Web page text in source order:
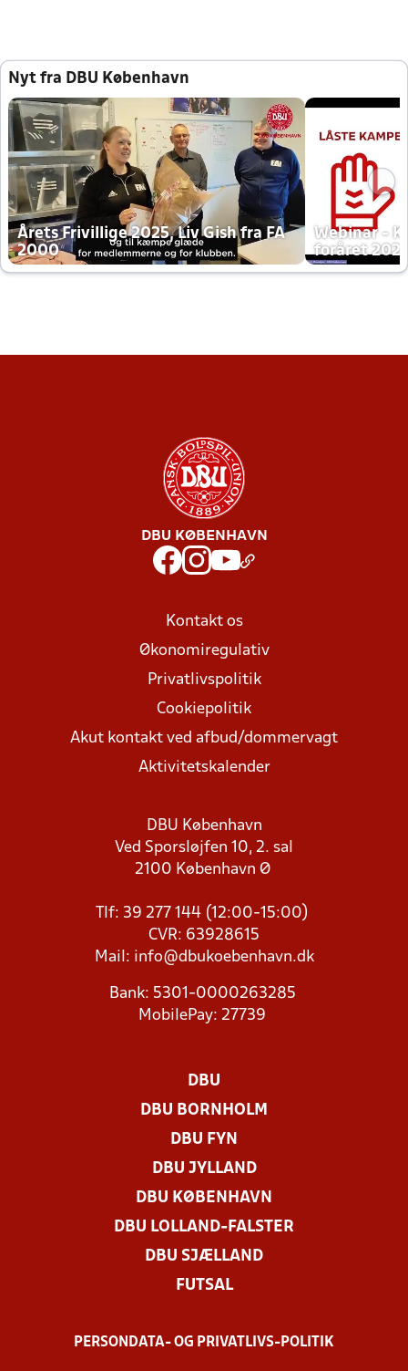
Nyt fra DBU København
Årets Frivillige 2025, Liv Gish fra FA
2000
Webinar -
foråret
DBU KØBENHAVN
Kontakt os
Økonomiregulativ
Privatlivspolitik
Cookiepolitik
Akut kontakt ved afbud/dommervagt
Aktivitetskalender
DBU København
Ved Sporsløjfen 10, 2. sal
2100 København Ø
Tlf: 39 277 144 (12:00-15:00)
CVR: 63928615
Mail: info@dbukoebenhavn.dk
Bank: 5301-0000263285
MobilePay: 27739
DBU
DBU BORNHOLM
DBU FYN
DBU JYLLAND
DBU KØBENHAVN
DBU LOLLAND-FALSTER
DBU SJÆLLAND
FUTSAL
PERSONDATA- OG PRIVATLIVS-POLITIK